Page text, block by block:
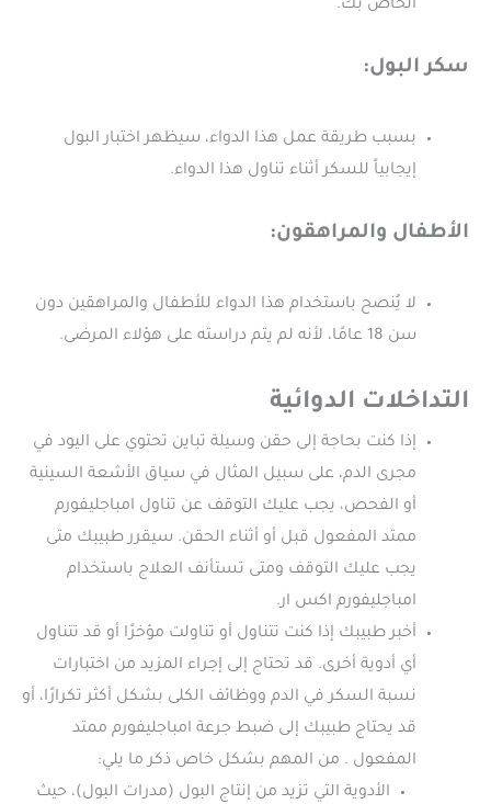
الخاص بك.
سكر البول:
بسبب طريقة عمل هذا الدواء، سيظهر اختبار البول
إيجابياً للسكر أثناء تناول هذا الدواء.
الأطفال والمراهقون:
لا يُنصح باستخدام هذا الدواء للأطفال والمراهقين دون
سن 18 عامًا، لأنه لم يتم دراسته على هؤلاء المرضى.
التداخلات الدوائية
إذا كنت بحاجة إلى حقن وسيلة تباين تحتوي على اليود في
مجرى الدم، على سبيل المثال في سياق الأشعة السينية
أو الفحص، يجب عليك التوقف عن تناول امباجليفورم
ممتد المفعول قبل أو أثناء الحقن. سيقرر طبيبك متى
يجب عليك التوقف ومتى تستأنف العلاج باستخدام
امباجليفورم اكس ار.
أخبر طبيبك إذا كنت تتناول أو تناولت مؤخرًا أو قد تتناول
أي أدوية أخرى. قد تحتاج إلى إجراء المزيد من اختبارات
نسبة السكر في الدم ووظائف الكلى بشكل أكثر تكرارًا، أو
قد يحتاج طبيبك إلى ضبط جرعة امباجليفورم ممتد
المفعول . من المهم بشكل خاص ذكر ما يلي:
الأدوية التي تزيد من إنتاج البول (مدرات البول)، حيث